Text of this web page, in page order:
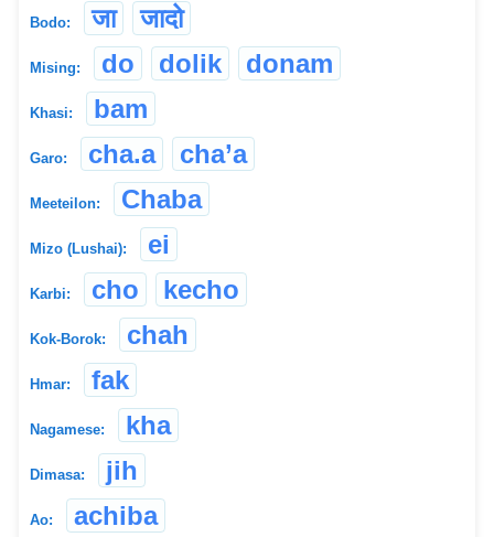
Bodo: जा जादो
Mising: do dolik donam
Khasi: bam
Garo: cha.a cha’a
Meeteilon: Chaba
Mizo (Lushai): ei
Karbi: cho kecho
Kok-Borok: chah
Hmar: fak
Nagamese: kha
Dimasa: jih
Ao: achiba